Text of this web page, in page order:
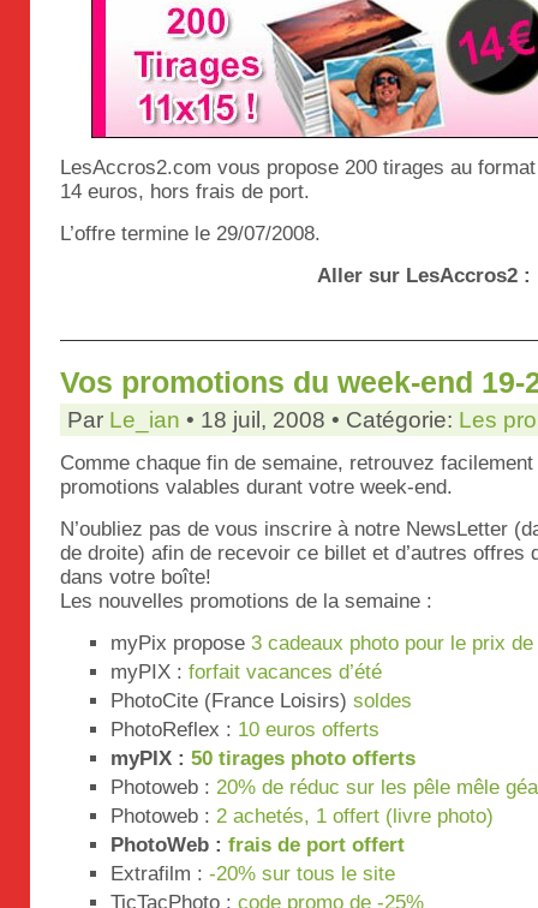
LesAccros2.com vous propose 200 tirages au
14 euros, hors frais de port.
L’offre termine le 29/07/2008.
Aller sur LesAccros2 :
Vos promotions du week-end 19-
Par Le_ian • 18 juil, 2008 • Catégorie: Les
Comme chaque fin de semaine, retrouvez
promotions valables durant votre week-end.
N’oubliez pas de vous inscrire à notre NewsLetter
de droite) afin de recevoir ce billet et d’autres offres
dans votre boîte!
Les nouvelles promotions de la semaine :
myPix propose 3 cadeaux photo pour le prix de
myPIX : forfait vacances d’été
PhotoCite (France Loisirs) soldes
PhotoReflex : 10 euros offerts
myPIX : 50 tirages photo offerts
Photoweb : 20% de réduc sur les pêle mêle
Photoweb : 2 achetés, 1 offert (livre photo)
PhotoWeb : frais de port offert
Extrafilm : -20% sur tous le site
TicTacPhoto : code promo de -25%